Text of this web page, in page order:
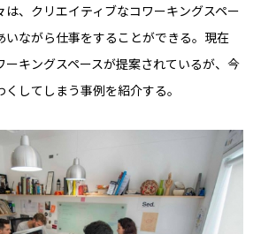
、クリエイティブなコワーキングスペー
いながら仕事をすることができる。現在
キングスペースが提案されているが、今
してしまう事例を紹介する。